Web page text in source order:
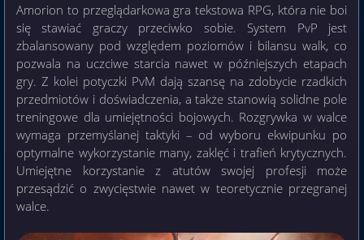
Amorion to przeglądarkowa gra tekstowa RPG, która nie boi
się stawiać graczy przeciwko sobie. System PvP jest
zbalansowany pod względem poziomów i bilansu walk, co
pozwala na uczciwe starcia nawet w późniejszych etapach
gry. Z kolei potyczki PvM dają szansę na zdobycie rzadkich
przedmiotów i doświadczenia, a także stanowią solidne pole
treningowe dla umiejętności bojowych. Rozgrywka w walce
wymaga przemyślanej taktyki – od wyboru ekwipunku po
optymalne wykorzystanie many, zaklęć i trafień krytycznych.
Umiejętne korzystanie z atutów swojej profesji może
przesądzić o zwycięstwie nawet w teoretycznie przegranej
walce.